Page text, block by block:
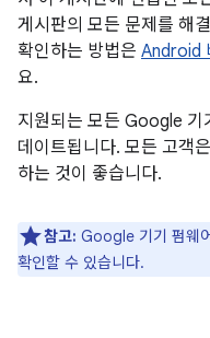
게시판의 모든 문제를 해
확인하는 방법은 Android
요.
지원되는 모든 Google
데이트됩니다. 모든 고객
하는 것이 좋습니다.
참고: Google 기기 펌웨
확인할 수 있습니다.